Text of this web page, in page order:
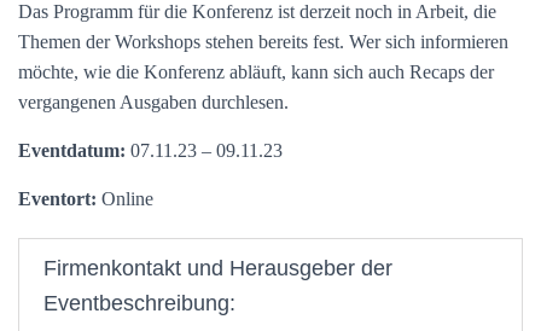
Das Programm für die Konferenz ist derzeit noch in Arbeit, die
Themen der Workshops stehen bereits fest. Wer sich informieren
möchte, wie die Konferenz abläuft, kann sich auch Recaps der
vergangenen Ausgaben durchlesen.
Eventdatum: 07.11.23 – 09.11.23
Eventort: Online
Firmenkontakt und Herausgeber der
Eventbeschreibung: